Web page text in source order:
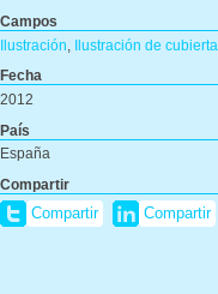
Campos
Ilustración
Ilustración de cubierta
Fecha
2012
País
España
Compartir
Compartir Compartir